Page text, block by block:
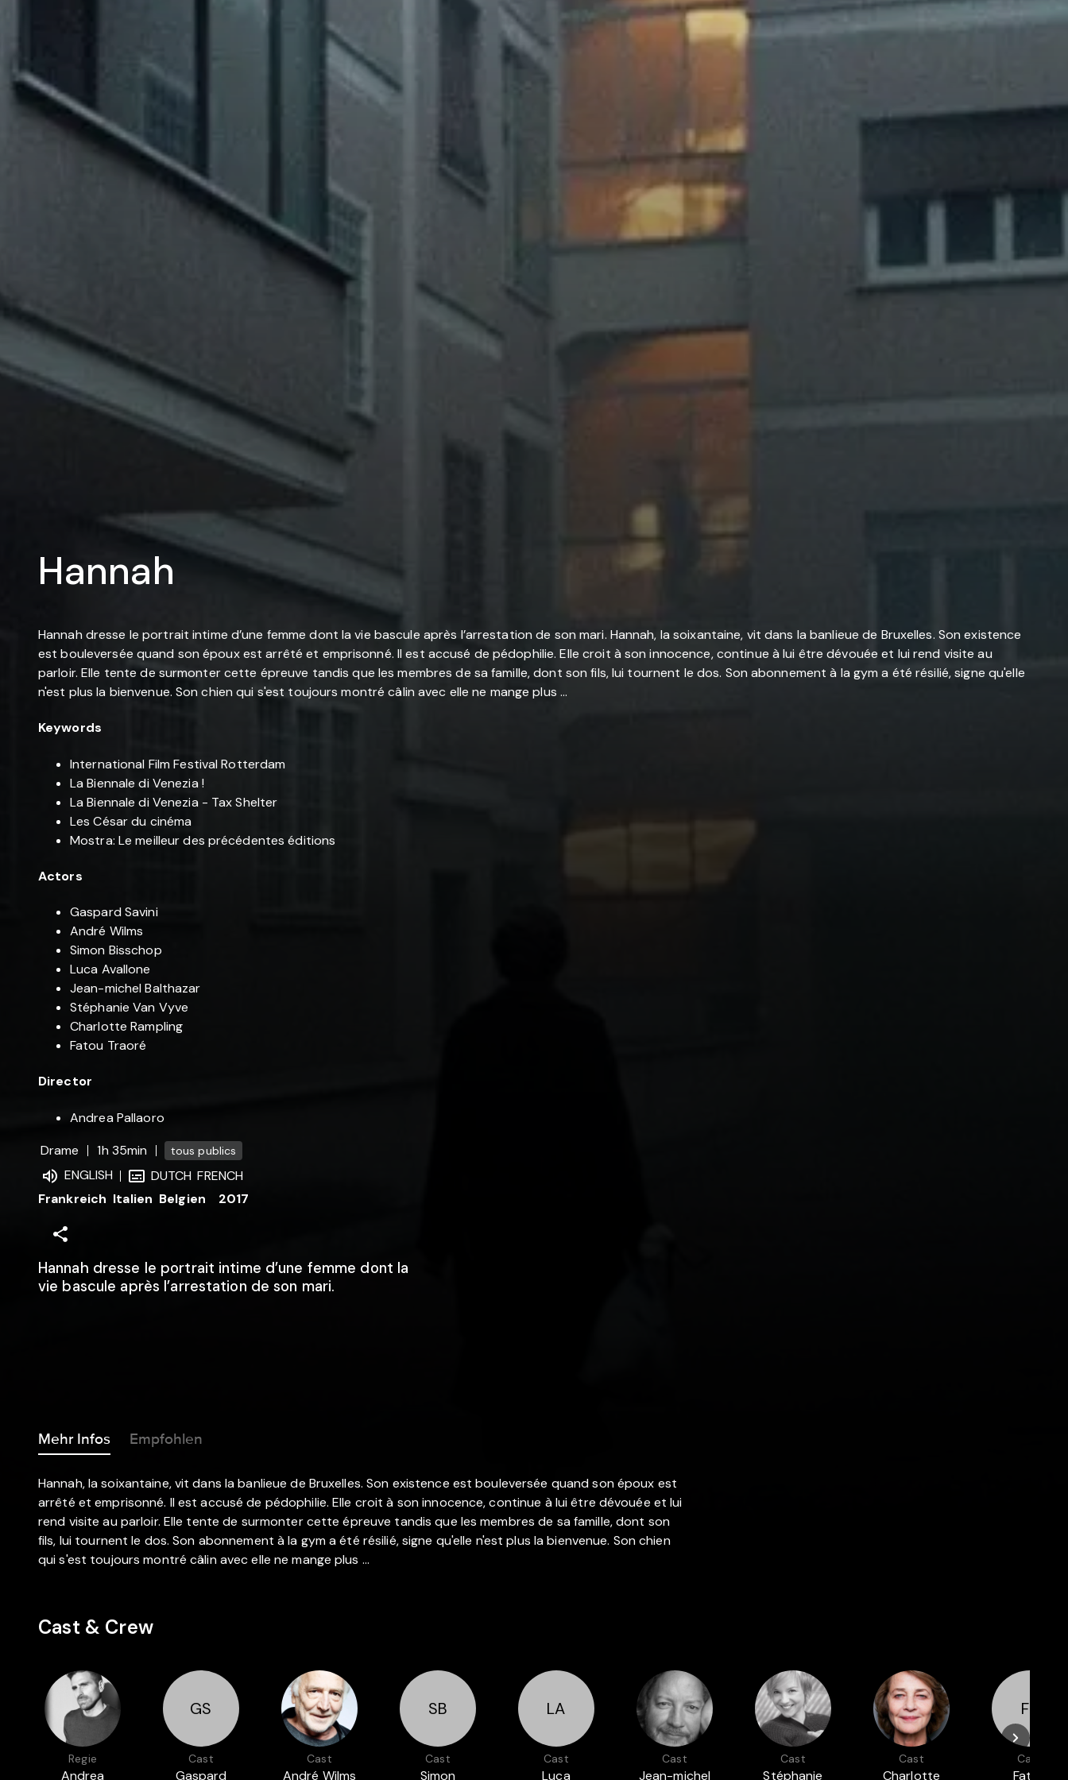
Hannah
Hannah dresse le portrait intime d’une femme dont la vie bascule après l’arrestation de son mari. Hannah, la soixantaine, vit dans la banlieue de Bruxelles. Son existence
est bouleversée quand son époux est arrêté et emprisonné. Il est accusé de pédophilie. Elle croit à son innocence, continue à lui être dévouée et lui rend visite au
parloir. Elle tente de surmonter cette épreuve tandis que les membres de sa famille, dont son fils, lui tournent le dos. Son abonnement à la gym a été résilié, signe qu'elle
n'est plus la bienvenue. Son chien qui s'est toujours montré câlin avec elle ne mange plus ...
Keywords
International Film Festival Rotterdam
La Biennale di Venezia !
La Biennale di Venezia - Tax Shelter
Les César du cinéma
Mostra: Le meilleur des précédentes éditions
Actors
Gaspard Savini
André Wilms
Simon Bisschop
Luca Avallone
Jean-michel Balthazar
Stéphanie Van Vyve
Charlotte Rampling
Fatou Traoré
Director
Andrea Pallaoro
Drame
1h 35min tous publics
ENGLISH DUTCH FRENCH
Frankreich Italien Belgien 2017
Hannah dresse le portrait intime d’une femme dont la
vie bascule après l’arrestation de son mari.
Mehr Infos Empfohlen
Hannah, la soixantaine, vit dans la banlieue de Bruxelles. Son existence est bouleversée quand son époux est
arrêté et emprisonné. Il est accusé de pédophilie. Elle croit à son innocence, continue à lui être dévouée et lui
rend visite au parloir. Elle tente de surmonter cette épreuve tandis que les membres de sa famille, dont son
fils, lui tournent le dos. Son abonnement à la gym a été résilié, signe qu'elle n'est plus la bienvenue. Son chien
qui s'est toujours montré câlin avec elle ne mange plus ...
Cast & Crew
Regie
Andrea
GS
Cast
Gaspard
Cast
André Wilms
SB
Cast
Simon
LA
Cast
Luca
Cast
Jean-michel
Cast
Stéphanie
Cast
Charlotte
FT
Cast
Fatou